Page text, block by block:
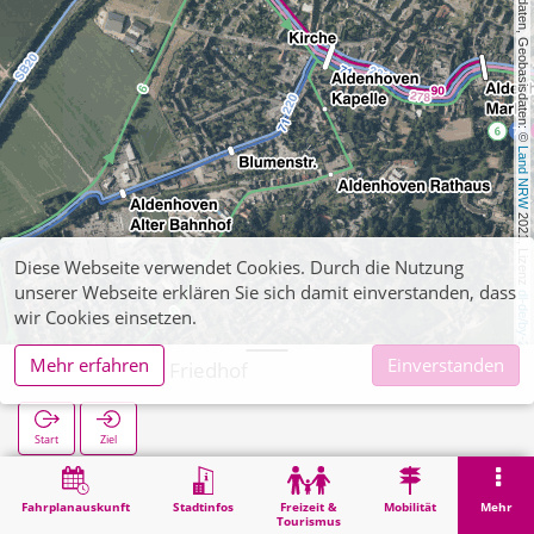
, Kartendaten, Geobasisdaten: ©
Land NRW
2021, Lizenz
dl-de/by-2-0
Fahrplanauskunft Stadtinfos
Freizeit &
Tourismus
Mobilität Mehr
Aldenhoven Friedhof
Start Ziel
Suche Aldenhoven Friedhof
Diese Webseite verwendet Cookies. Durch die Nutzung
unserer Webseite erklären Sie sich damit einverstanden, dass
wir Cookies einsetzen.
Mehr erfahren
Einverstanden